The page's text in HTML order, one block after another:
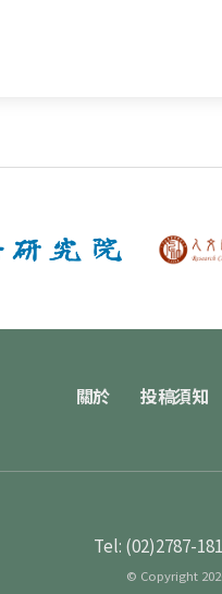
關於 投稿須知
Tel: (02)2787-
© Copyright